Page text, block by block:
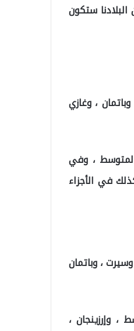
ستكون
، وغازي
​​، وفي
في الأجزاء
، وباتمان
وإرزينجان ،